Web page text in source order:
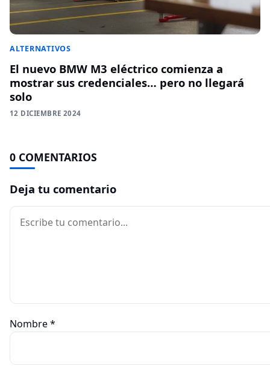
ALTERNATIVOS
El nuevo BMW M3 eléctrico comienza a
mostrar sus credenciales… pero no llegará
solo
12 DICIEMBRE 2024
0 COMENTARIOS
Deja tu comentario
Comentario
Nombre*